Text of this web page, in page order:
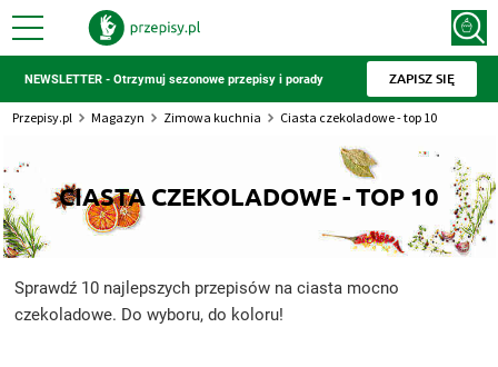
NEWSLETTER - Otrzymuj sezonowe przepisy i porady ZAPISZ SIĘ
Przepisy.pl Magazyn Zimowa kuchnia Ciasta czekoladowe - top 10
CIASTA CZEKOLADOWE - TOP 10
Sprawdź 10 najlepszych przepisów na ciasta mocno
czekoladowe. Do wyboru, do koloru!